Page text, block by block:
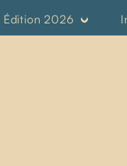
Édition 2026